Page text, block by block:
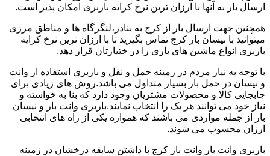
ارسال بار به آنها با ارزان ترین نرخ کرایه باربری امکان پذیر است.
همچنین جهت ارسال بار از کرج به بنادر،لنگرگاه ها و مناطق مرزی
میتوانید با نیسان بار کرج تماس بگیرید تا با ارزان ترین نرخ کرایه
باربری انواع ماشین های باری را در ختیارتان قرار دهد.
با توجه به نیاز مردم در زمینه حمل و نقل و باربری استفاده از وانت
و نیسان در حمل بار بسیار متداول می باشد.روش های زیادی برای
جابجایی کالا و محصولات مشتریان وجود دارد که بنا به خواسته و
نیاز خود می توانند هر یک را انتخاب نمایند.باربری وانت بار و نیسان
بار از جمله مواردی می باشند که همواره یکی از راه های انتخابی
ارزان محسوب می شوند.
باربری وانت بار وانت بار کرج با داشتن سابقه درخشان در زمینه